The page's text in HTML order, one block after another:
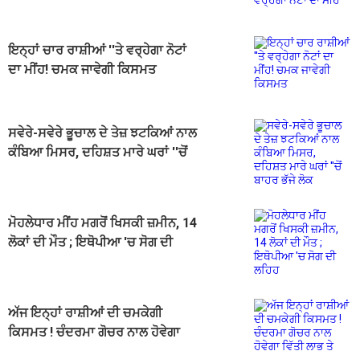
ਇਨ੍ਹਾਂ ਚਾਰ ਰਾਸ਼ੀਆਂ ''ਤੇ ਵਰ੍ਹੇਗਾ ਨੋਟਾਂ
ਦਾ ਮੀਂਹ! ਚਮਕ ਜਾਵੇਗੀ ਕਿਸਮਤ
ਸਵੇਰੇ-ਸਵੇਰੇ ਭੂਚਾਲ ਦੇ ਤੇਜ਼ ਝਟਕਿਆਂ ਨਾਲ
ਕੰਬਿਆ ਮਿਸਰ, ਦਹਿਸ਼ਤ ਮਾਰੇ ਘਰਾਂ ''ਚੋਂ
ਮੋਹਲੇਧਾਰ ਮੀਂਹ ਮਗਰੋਂ ਖਿਸਕੀ ਜ਼ਮੀਨ, 14
ਲੋਕਾਂ ਦੀ ਮੌਤ ; ਇਥੋਪੀਆ 'ਚ ਸੋਗ ਦੀ
ਅੱਜ ਇਨ੍ਹਾਂ ਰਾਸ਼ੀਆਂ ਦੀ ਚਮਕੇਗੀ
ਕਿਸਮਤ ! ਚੰਦਰਮਾ ਗੋਚਰ ਨਾਲ ਹੋਵੇਗਾ